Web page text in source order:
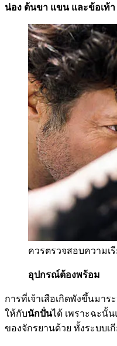
น่อง ต้นขา แขน และข้อเท้า
ควรตรวจสอบความเ
อุปกรณ์ต้องพร้อม
การที่เจ้าเสือเกิดพังขึ้นมาร
ให้กับนักปั่นได้ เพราะฉะนั้
ของจักรยานด้วย ทั้งระบบเ